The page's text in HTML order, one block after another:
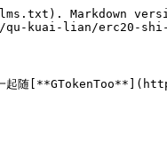
Markdown
kuai-lian/erc20-
友一起随